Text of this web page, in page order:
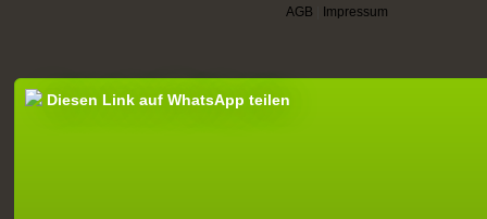
AGB Impressum
Diesen Link auf WhatsApp teilen